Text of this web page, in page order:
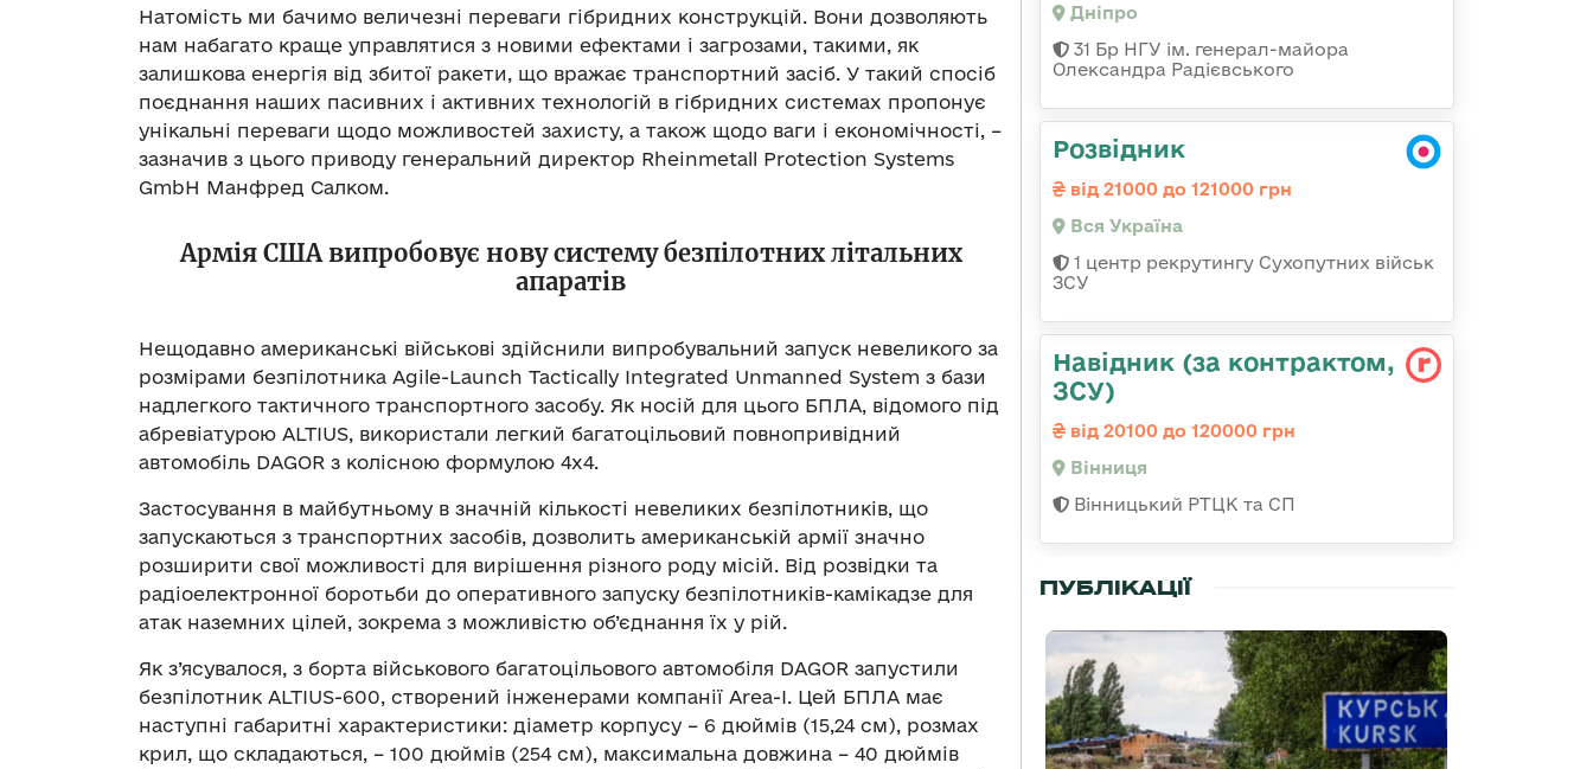
Натомість ми бачимо величезні переваги гібридних конструкцій. Вони дозволяють
нам набагато краще управлятися з новими ефектами і загрозами, такими, як
залишкова енергія від збитої ракети, що вражає транспортний засіб. У такий спосіб
поєднання наших пасивних і активних технологій в гібридних системах пропонує
унікальні переваги щодо можливостей захисту, а також щодо ваги і економічності, –
зазначив з цього приводу генеральний директор Rheinmetall Protection Systems
GmbH Манфред Салком.
Армія США випробовує нову систему безпілотних літальних
апаратів
Нещодавно американські військові здійснили випробувальний запуск невеликого за
розмірами безпілотника Agile-Launch Tactically Integrated Unmanned System з бази
надлегкого тактичного транспортного засобу. Як носій для цього БПЛА, відомого під
абревіатурою ALTIUS, використали легкий багатоцільовий повнопривідний
автомобіль DAGOR з колісною формулою 4х4.
Застосування в майбутньому в значній кількості невеликих безпілотників, що
запускаються з транспортних засобів, дозволить американській армії значно
розширити свої можливості для вирішення різного роду місій. Від розвідки та
радіоелектронної боротьби до оперативного запуску безпілотників-камікадзе для
атак наземних цілей, зокрема з можливістю об’єднання їх у рій.
Як з’ясувалося, з борта військового багатоцільового автомобіля DAGOR запустили
безпілотник ALTIUS-600, створений інженерами компанії Area-I. Цей БПЛА має
наступні габаритні характеристики: діаметр корпусу – 6 дюймів (15,24 см), розмах
крил, що складаються, – 100 дюймів (254 см), максимальна довжина – 40 дюймів
Дніпро
31 Бр НГУ ім. генерал-майора
Олександра Радієвського
Розвідник
від 21000 до 121000 грн
Вся Україна
1 центр рекрутингу Сухопутних військ
ЗСУ
Навідник (за контрактом,
ЗСУ)
від 20100 до 120000 грн
Вінниця
Вінницький РТЦК та СП
ПУБЛІКАЦІЇ